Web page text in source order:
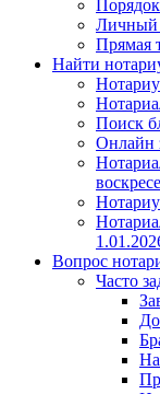
Личный
Прямая
Найти
Поиск
Онлайн
Вопрос
Часто